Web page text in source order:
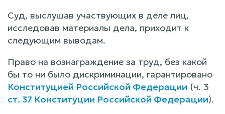
Суд, выслушав участвующих в деле лиц,
исследовав материалы дела, приходит к
следующим выводам.
Право на вознаграждение за труд, без какой
бы то ни было дискриминации, гарантировано
Конституцией Российской Федерации (ч. 3
ст. 37 Конституции Российской Федерации).